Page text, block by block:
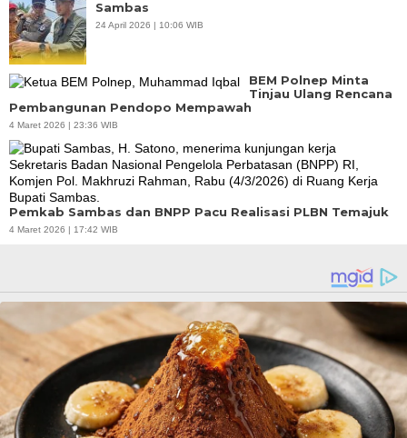
Sambas
24 April 2026 | 10:06 WIB
BEM Polnep Minta
Tinjau Ulang Rencana
Pembangunan Pendopo Mempawah
4 Maret 2026 | 23:36 WIB
Pemkab Sambas dan BNPP Pacu Realisasi PLBN Temajuk
4 Maret 2026 | 17:42 WIB